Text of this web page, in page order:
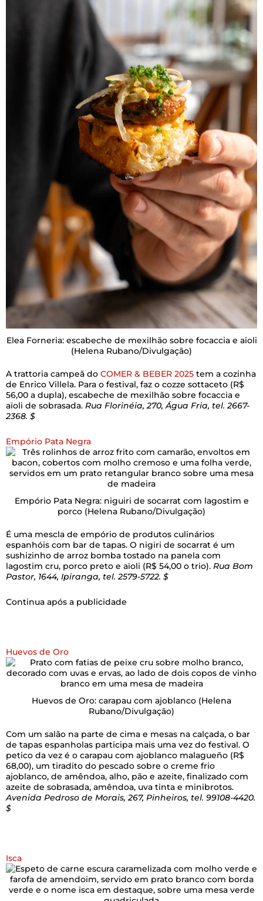
Elea Forneria: escabeche de mexilhão sobre focaccia e aïoli
(Helena Rubano/Divulgação)
A trattoria campeã do COMER & BEBER 2025 tem a cozinha
de Enrico Villela. Para o festival, faz o cozze sottaceto (R$
56,00 a dupla), escabeche de mexilhão sobre focaccia e
aïoli de sobrasada. Rua Florinéia, 270, Água Fria, tel. 2667-
2368. $
Empório Pata Negra
Empório Pata Negra: niguiri de socarrat com lagostim e
porco (Helena Rubano/Divulgação)
É uma mescla de empório de produtos culinários
espanhóis com bar de tapas. O nigiri de socarrat é um
sushizinho de arroz bomba tostado na panela com
lagostim cru, porco preto e aïoli (R$ 54,00 o trio). Rua Bom
Pastor, 1644, Ipiranga, tel. 2579-5722. $
Continua após a publicidade
Huevos de Oro
Huevos de Oro: carapau com ajoblanco (Helena
Rubano/Divulgação)
Com um salão na parte de cima e mesas na calçada, o bar
de tapas espanholas participa mais uma vez do festival. O
petico da vez é o carapau com ajoblanco malagueño (R$
68,00), um tiradito do pescado sobre o creme frio
ajoblanco, de amêndoa, alho, pão e azeite, finalizado com
azeite de sobrasada, amêndoa, uva tinta e minibrotos.
Avenida Pedroso de Morais, 267, Pinheiros, tel. 99108-4420.
$
Isca